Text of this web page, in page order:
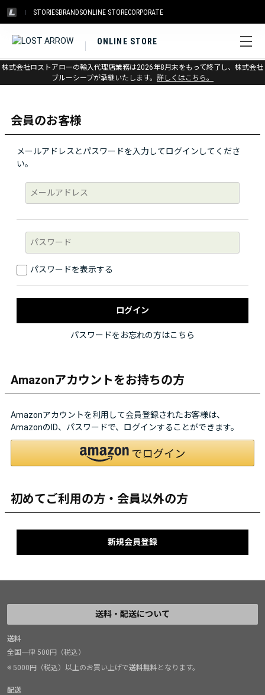
STORIESBRANDSONLINE STORECORPORATE
ONLINE STORE
株式会社ロストアローの輸入代理店業務は2026年8月末をもって終了し、株式会社
ブルーシープが承継いたします。 詳しくはこちら。
ログイン
会員のお客様
メールアドレスとパスワードを入力してログインしてくださ
い。
パスワードを表示する
パスワードをお忘れの方はこちら
Amazonアカウントをお持ちの方
Amazonアカウントを利用して会員登録されたお客様は、
AmazonのID、パスワードで、ログインすることができます。
初めてご利用の方・会員以外の方
送料・配送について
送料
全国一律 500円（税込）
※ 5000円（税込）以上のお買い上げで送料無料となります。
配送